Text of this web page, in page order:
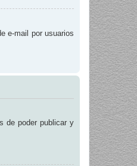
e-mail por usuarios
de poder publicar y